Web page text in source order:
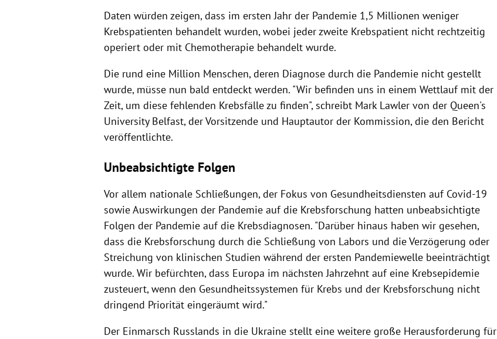
Daten würden zeigen, dass im ersten Jahr der Pandemie 1,5 Millionen weniger
Krebspatienten behandelt wurden, wobei jeder zweite Krebspatient nicht rechtzeitig
operiert oder mit Chemotherapie behandelt wurde.
Die rund eine Million Menschen, deren Diagnose durch die Pandemie nicht gestellt
wurde, müsse nun bald entdeckt werden. "Wir befinden uns in einem Wettlauf mit der
Zeit, um diese fehlenden Krebsfälle zu finden", schreibt Mark Lawler von der Queen's
University Belfast, der Vorsitzende und Hauptautor der Kommission, die den Bericht
veröffentlichte.
Unbeabsichtigte Folgen
Vor allem nationale Schließungen, der Fokus von Gesundheitsdiensten auf Covid-19
sowie Auswirkungen der Pandemie auf die Krebsforschung hatten unbeabsichtigte
Folgen der Pandemie auf die Krebsdiagnosen. "Darüber hinaus haben wir gesehen,
dass die Krebsforschung durch die Schließung von Labors und die Verzögerung oder
Streichung von klinischen Studien während der ersten Pandemiewelle beeinträchtigt
wurde. Wir befürchten, dass Europa im nächsten Jahrzehnt auf eine Krebsepidemie
zusteuert, wenn den Gesundheitssystemen für Krebs und der Krebsforschung nicht
dringend Priorität eingeräumt wird."
Der Einmarsch Russlands in die Ukraine stellt eine weitere große Herausforderung für